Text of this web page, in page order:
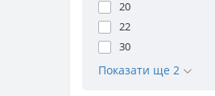
20
22
30
Показати ще 2